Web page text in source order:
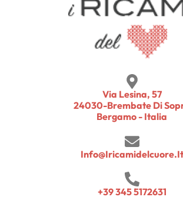
Via Lesina, 57
24030-Brembate Di
Bergamo - Italia
Info@iricamidelcuore.it
+39 345 5172631